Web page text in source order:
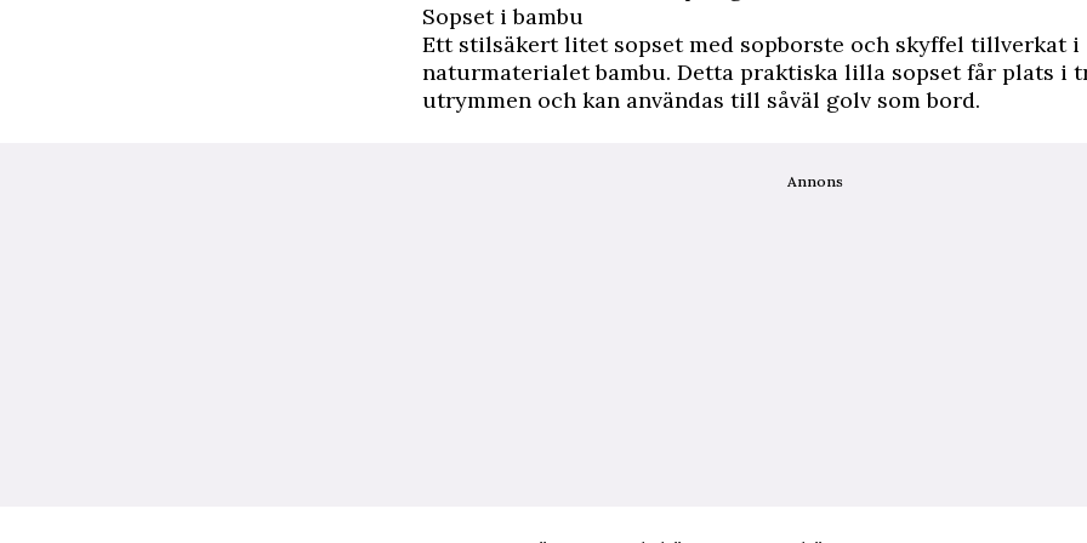
Sopset i bambu
Ett stilsäkert litet sopset med sopborste och skyffel tillverkat i
naturmaterialet bambu. Detta praktiska lilla sopset får plats i
utrymmen och kan användas till såväl golv som bord.
Annons